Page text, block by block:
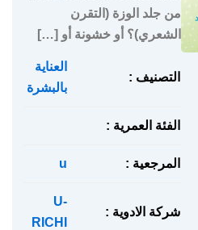
من جلد الوزة (التقرن
الشعري)؟ أو خشونة أو […]
التصنيف :
العناية
بالبشرة
الفئة العمرية :
المرجعية : u
شركة الادوية :
U-
RICHI